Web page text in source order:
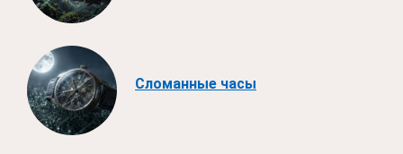
Сломанные часы